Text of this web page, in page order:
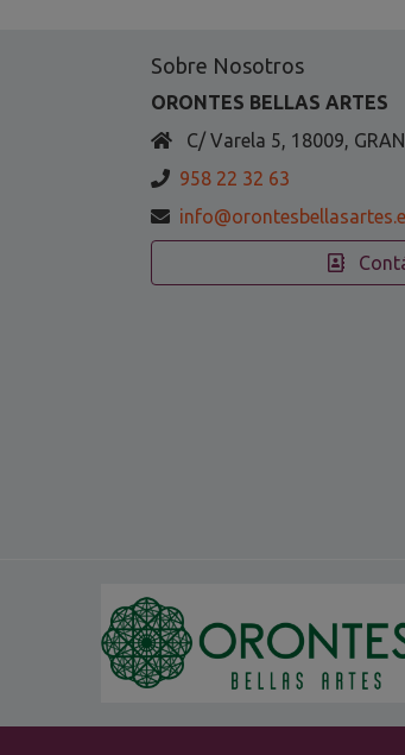
Sobre Nosotros
ORONTES BELLAS ARTES
C/ Varela 5, 18009,
958 22 32 63